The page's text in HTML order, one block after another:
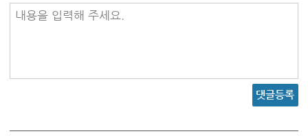
내용을 입력해 주세요.
댓글등록